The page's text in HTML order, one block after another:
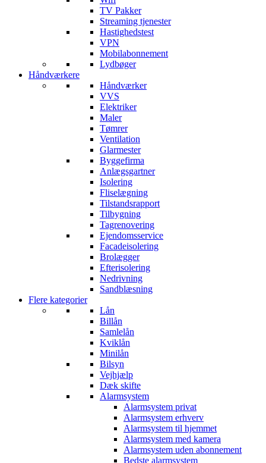
TV Pakker
Streaming tjenester
Hastighedstest
VPN
Mobilabonnement
Lydbøger
Håndværkere
Håndværker
VVS
Elektriker
Maler
Tømrer
Ventilation
Glarmester
Byggefirma
Anlægsgartner
Isolering
Fliselægning
Tilstandsrapport
Tilbygning
Tagrenovering
Ejendomsservice
Facadeisolering
Brolægger
Efterisolering
Nedrivning
Sandblæsning
Flere kategorier
Lån
Billån
Samlelån
Kviklån
Minilån
Bilsyn
Vejhjælp
Dæk skifte
Alarmsystem
Alarmsystem privat
Alarmsystem erhverv
Alarmsystem til hjemmet
Alarmsystem med kamera
Alarmsystem uden abonnement
Bedste alarmsystem